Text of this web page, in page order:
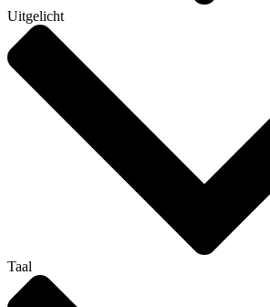
Uitgelicht
Taal